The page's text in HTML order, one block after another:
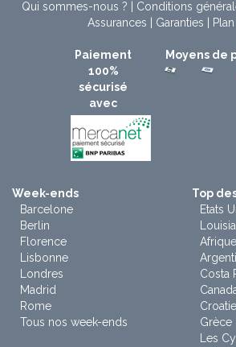
Qui sommes-nous ? Conditions
Assurances
Garanties
Paiement
100%
sécurisé
avec
Moyens de
Week-ends
Barcelone
Berlin
Florence
Lisbonne
Londres
Madrid
Rome
Tous nos week-ends
Top
Etats
Costa
Croatie
Grèce
Les